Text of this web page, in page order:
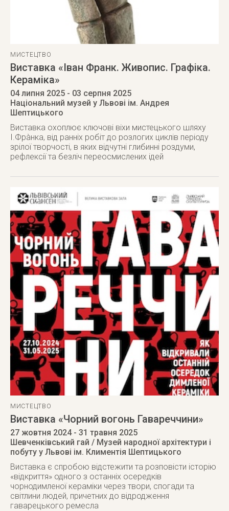
МИСТЕЦТВО
Виставка «Іван Франк. Живопис. Графіка.
Кераміка»
04 липня 2025 - 03 серпня 2025
Національний музей у Львові ім. Андрея
Шептицького
Виставка охоплює ключові віхи мистецького шляху
І.Фрàнка, від ранніх робіт до розлогих циклів періоду
зрілої творчості, в яких відчутні глибинні роздуми,
рефлексії та безліч переосмислених ідей
МИСТЕЦТВО
Виставка «Чорний вогонь Гавареччини»
27 жовтня 2024- 31 травня 2025
Шевченківський гай / Музей народної архітектури і
побуту у Львові ім. Климентія Шептицького
Виставка є спробою відстежити та розповісти історію
«відкриття» одного з останніх осередків
чорнодимленої кераміки через твори, спогади та
світлини людей, причетних до відродження
гаварецького ремесла